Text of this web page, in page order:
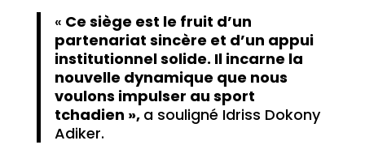
« Ce siège est le fruit d’un
partenariat sincère et d’un appui
institutionnel solide. Il incarne la
nouvelle dynamique que nous
voulons impulser au sport
tchadien », a souligné Idriss Dokony
Adiker.